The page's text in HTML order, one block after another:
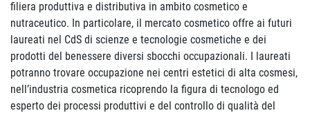
filiera produttiva e distributiva in ambito cosmetico e
nutraceutico. In particolare, il mercato cosmetico offre ai futuri
laureati nel CdS di scienze e tecnologie cosmetiche e dei
prodotti del benessere diversi sbocchi occupazionali. I laureati
potranno trovare occupazione nei centri estetici di alta cosmesi,
nell’industria cosmetica ricoprendo la figura di tecnologo ed
esperto dei processi produttivi e del controllo di qualità del